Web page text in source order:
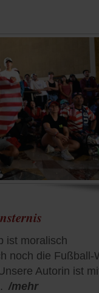
ist moralisch
noch die Fußball-
Autorin ist
/mehr